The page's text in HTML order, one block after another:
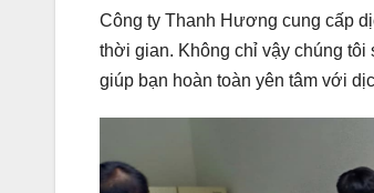
Công ty Thanh Hương cung cấp
thời gian. Không chỉ vậy chúng tôi
giúp bạn hoàn toàn yên tâm với